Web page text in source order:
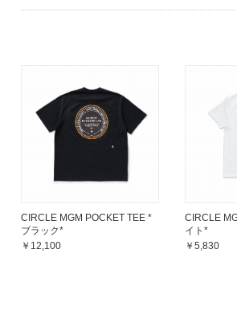
CIRCLE MGM POCKET TEE *
ブラック*
￥12,100
CIRCLE
イト*
￥5,830